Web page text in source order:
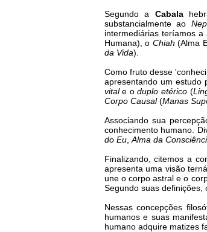
Segundo a Cabala
substancialmente ao
intermediárias teríamos a
Humana), o Chiah (Alma
da Vida).
Como fruto desse
apresentando um estudo
vitale oduplo etérico(
Corpo Causal(Manas
Associando sua
conhecimento humano.
do Eu, Alma da
Finalizando, citemos a
apresenta uma visão
une o corpo astral e o
Segundo suas definições,
Nessas concepções
humanos e suas
humano adquire matizes